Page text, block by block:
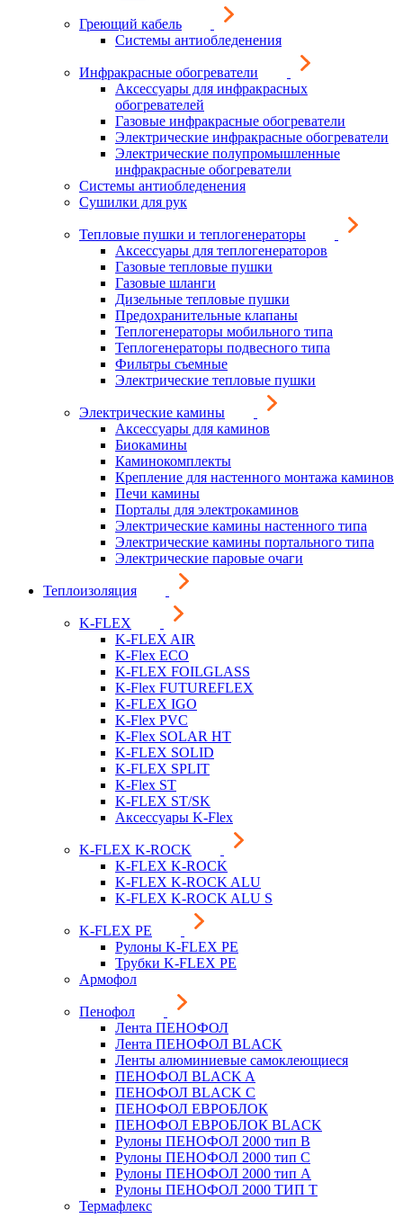
Греющий кабель
Системы антиобледенения
Инфракрасные обогреватели
Аксессуары для инфракрасных
обогревателей
Газовые инфракрасные обогреватели
Электрические инфракрасные обогреватели
Электрические полупромышленные
инфракрасные обогреватели
Системы антиобледенения
Сушилки для рук
Тепловые пушки и теплогенераторы
Аксессуары для теплогенераторов
Газовые тепловые пушки
Газовые шланги
Дизельные тепловые пушки
Предохранительные клапаны
Теплогенераторы мобильного типа
Теплогенераторы подвесного типа
Фильтры съемные
Электрические тепловые пушки
Электрические камины
Аксессуары для каминов
Биокамины
Каминокомплекты
Крепление для настенного монтажа каминов
Печи камины
Порталы для электрокаминов
Электрические камины настенного типа
Электрические камины портального типа
Электрические паровые очаги
Теплоизоляция
K-FLEX
K-FLEX AIR
K-Flex ECO
K-FLEX FOILGLASS
K-Flex FUTUREFLEX
K-FLEX IGO
K-Flex PVC
K-Flex SOLAR HT
K-FLEX SOLID
K-FLEX SPLIT
K-Flex ST
K-FLEX ST/SK
Аксессуары K-Flex
K-FLEX K-ROCK
K-FLEX K-ROCK
K-FLEX K-ROCK ALU
K-FLEX K-ROCK ALU S
K-FLEX PE
Рулоны K-FLEX PE
Трубки K-FLEX PE
Армофол
Пенофол
Лента ПЕНОФОЛ
Лента ПЕНОФОЛ BLACK
Ленты алюминиевые самоклеющиеся
ПЕНОФОЛ BLACK A
ПЕНОФОЛ BLACK С
ПЕНОФОЛ ЕВРОБЛОК
ПЕНОФОЛ ЕВРОБЛОК BLACK
Рулоны ПЕНОФОЛ 2000 тип B
Рулоны ПЕНОФОЛ 2000 тип C
Рулоны ПЕНОФОЛ 2000 тип А
Рулоны ПЕНОФОЛ 2000 ТИП Т
Термафлекс